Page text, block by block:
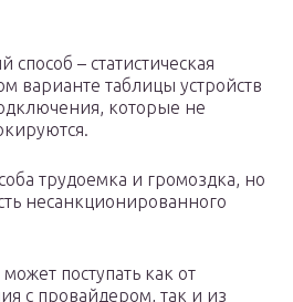
способ – статистическая
варианте таблицы устройств
которые не
трудоемка и громоздка, но
несанкционированного
поступать как от
с провайдером, так и из